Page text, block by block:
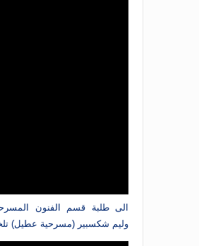
الى طلبة قسم الفنون
وليم شكسبير (مسرحية عطيل)